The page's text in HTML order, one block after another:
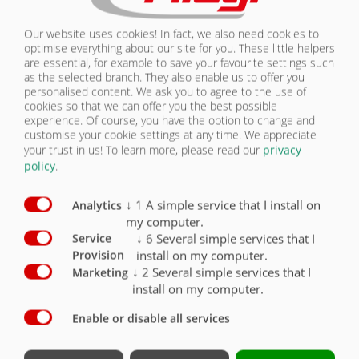
ZVEDACÍ STŘECHA TOPLIFT
ASW 160 | PŘEHLED SÉRIE VYBAVENÍ
Our website uses cookies! In fact, we also need cookies to
optimise everything about our site for you. These little helpers
are essential, for example to save your favourite settings such
as the selected branch. They also enable us to offer you
personalised content. We ask you to agree to the use of
cookies so that we can offer you the best possible
experience. Of course, you have the option to change and
customise your cookie settings at any time. We appreciate
your trust in us! To learn more, please read our privacy
policy.
Analytics ↓ 1 A simple service that I install on
my computer.
Service
Provision
↓ 6 Several simple services that I
install on my computer.
Marketing ↓ 2 Several simple services that I
install on my computer.
Enable or disable all services